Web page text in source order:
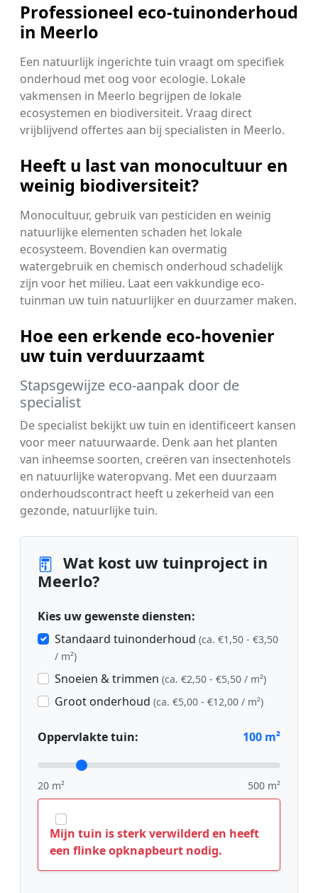
Professioneel eco-tuinonderhoud
in Meerlo
Een natuurlijk ingerichte tuin vraagt om specifiek
onderhoud met oog voor ecologie. Lokale
vakmensen in Meerlo begrijpen de lokale
ecosystemen en biodiversiteit. Vraag direct
vrijblijvend offertes aan bij specialisten in Meerlo.
Heeft u last van monocultuur en
weinig biodiversiteit?
Monocultuur, gebruik van pesticiden en weinig
natuurlijke elementen schaden het lokale
ecosysteem. Bovendien kan overmatig
watergebruik en chemisch onderhoud schadelijk
zijn voor het milieu. Laat een vakkundige eco-
tuinman uw tuin natuurlijker en duurzamer maken.
Hoe een erkende eco-hovenier
uw tuin verduurzaamt
Stapsgewijze eco-aanpak door de
specialist
De specialist bekijkt uw tuin en identificeert kansen
voor meer natuurwaarde. Denk aan het planten
van inheemse soorten, creëren van insectenhotels
en natuurlijke wateropvang. Met een duurzaam
onderhoudscontract heeft u zekerheid van een
gezonde, natuurlijke tuin.
Wat kost uw tuinproject in
Meerlo?
Kies uw gewenste diensten:
Standaard tuinonderhoud (ca. €1,50 - €3,50
/ m²)
Snoeien & trimmen (ca. €2,50 - €5,50 / m²)
Groot onderhoud (ca. €5,00 - €12,00 / m²)
Oppervlakte tuin: 100 m²
20 m² 500 m²
Mijn tuin is sterk verwilderd en heeft
een flinke opknapbeurt nodig.